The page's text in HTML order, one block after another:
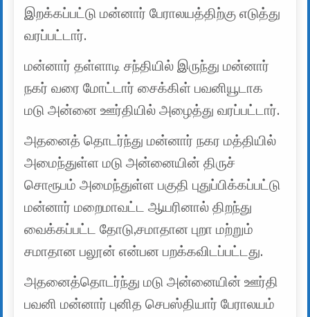
இறக்கப்பட்டு மன்னார் பேராலயத்திற்கு எடுத்து
வரப்பட்டார்.
மன்னார் தள்ளாடி சந்தியில் இருந்து மன்னார்
நகர் வரை மோட்டார் சைக்கிள் பவனியூடாக
மடு அன்னை ஊர்தியில் அழைத்து வரப்பட்டார்.
அதனைத் தொடர்ந்து மன்னார் நகர மத்தியில்
அமைந்துள்ள மடு அன்னையின் திருச்
சொரூபம் அமைந்துள்ள பகுதி புதுப்பிக்கப்பட்டு
மன்னார் மறைமாவட்ட ஆயரினால் திறந்து
வைக்கப்பட்ட தோடு,சமாதான புறா மற்றும்
சமாதான பலூன் என்பன பறக்கவிடப்பட்டது.
அதனைத்தொடர்ந்து மடு அன்னையின் ஊர்தி
பவனி மன்னார் புனித செபஸ்தியார் பேராலயம்